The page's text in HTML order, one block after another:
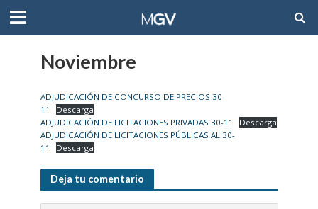
Noviembre
ADJUDICACIÓN DE CONCURSO DE PRECIOS 30-
11
Descarga
ADJUDICACIÓN DE LICITACIONES PRIVADAS 30-11
Descarga
ADJUDICACIÓN DE LICITACIONES PÚBLICAS AL 30-
11
Descarga
Deja tu comentario